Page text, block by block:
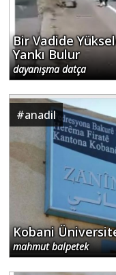
Bir Vadide
Yankı Bulur
dayanışma datça
#anadil
Kobani
mahmut balpetek